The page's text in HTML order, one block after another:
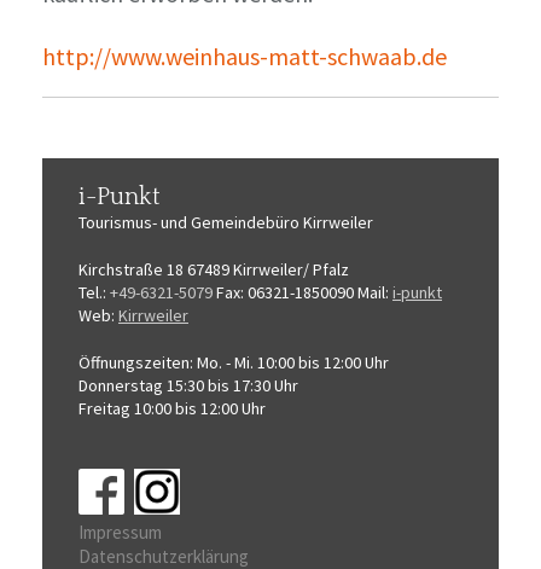
http://www.weinhaus-matt-schwaab.de
i-Punkt
Tourismus-und Gemeindebüro Kirrweiler
Kirchstraße 18 67489 Kirrweiler/ Pfalz
Tel.: +49-6321-5079Fax: 06321-1850090Mail: i-punkt
Web: Kirrweiler
Öffnungszeiten: Mo. - Mi. 10:00 bis 12:00 Uhr
Donnerstag 15:30 bis 17:30 Uhr
Freitag 10:00 bis 12:00 Uhr
Impressum
Datenschutzerklärung